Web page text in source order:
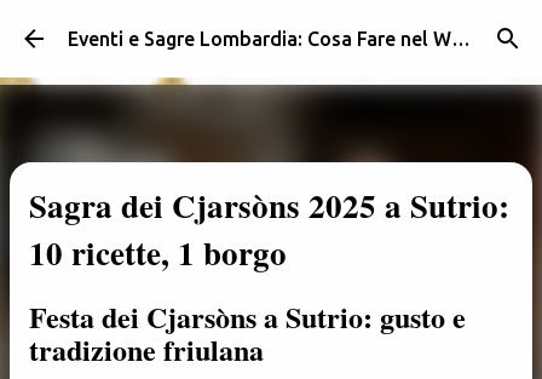
Passa ai contenuti principali Eventi e Sagre Lombardia: Cosa Fare nel Weekend | Weekendidea
Sagra dei Cjarsòns 2025 a Sutrio:
10 ricette, 1 borgo
Festa dei Cjarsòns a Sutrio: gusto e
tradizione friulana